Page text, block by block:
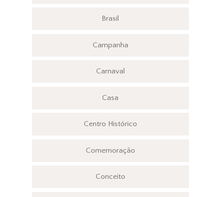
Brasil
Campanha
Carnaval
Casa
Centro Histórico
Comemoração
Conceito